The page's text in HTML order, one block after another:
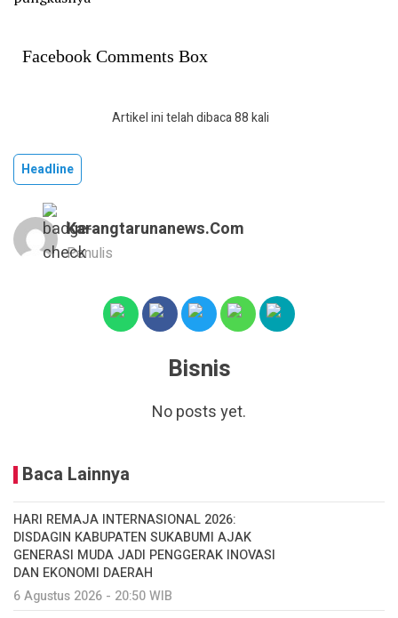
Facebook Comments Box
Artikel ini telah dibaca 88 kali
Headline
Karangtarunanews.com
Penulis
Bisnis
No posts yet.
Baca Lainnya
HARI REMAJA INTERNASIONAL 2026:
DISDAGIN KABUPATEN SUKABUMI AJAK
GENERASI MUDA JADI PENGGERAK INOVASI
DAN EKONOMI DAERAH
6 Agustus 2026 - 20:50 WIB